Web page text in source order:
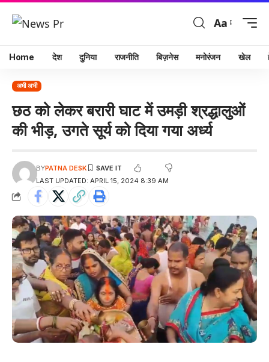
Aa
Home देश दुनिया राजनीति बिज़नेस मनोरंजन खेल
अभी अभी
छठ को लेकर बरारी घाट में उमड़ी श्रद्धालुओं
की भीड़, उगते सूर्य को दिया गया अर्ध्य
LAST UPDATED: APRIL 15, 2024 8:39 AM
BYPATNA DESK